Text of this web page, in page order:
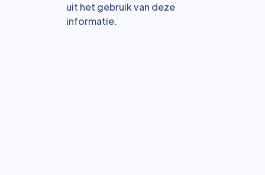
uit het gebruik van deze
informatie.